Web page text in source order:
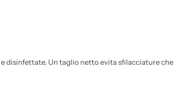
e disinfettate. Un taglio netto evita sfilacciature che